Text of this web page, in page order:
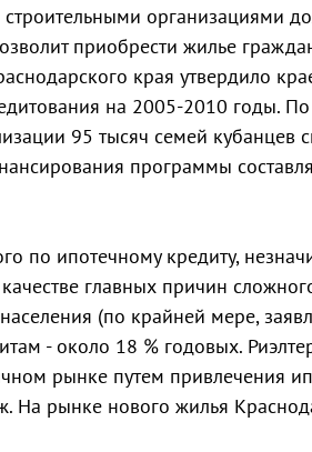
организациями
приобрести жилье
края утвердило
на 2005-2010 годы.
95 тысяч семей кубанцев
программы
по ипотечному кредиту,
главных причин
(по крайней мере,
- около 18 % годовых.
рынке путем привлечения
рынке нового жилья